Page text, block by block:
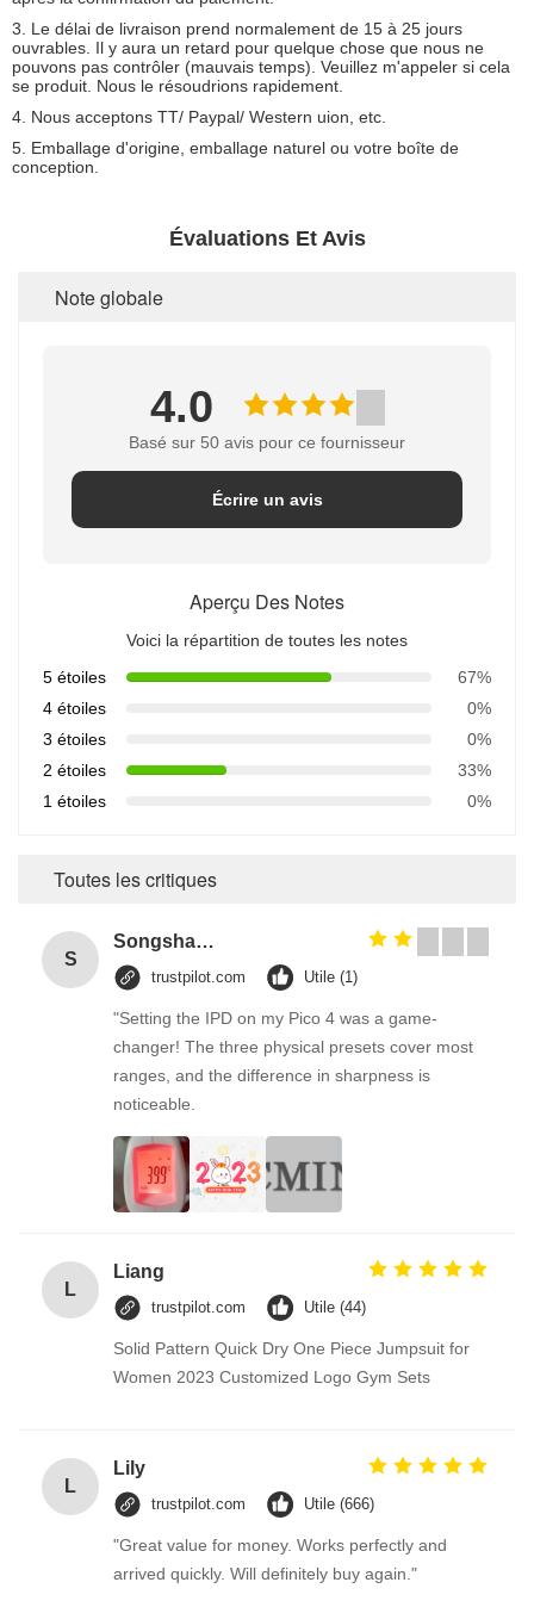
3. Le délai de livraison prend normalement de 15 à 25 jours
ouvrables. Il y aura un retard pour quelque chose que nous ne
pouvons pas contrôler (mauvais temps). Veuillez m'appeler si cela
se produit. Nous le résoudrions rapidement.
4. Nous acceptons TT/ Paypal/ Western uion, etc.
5. Emballage d'origine, emballage naturel ou votre boîte de
conception.
Évaluations Et Avis
Note globale
4.0
Basé sur 50 avis pour ce fournisseur
Écrire un avis
Aperçu Des Notes
Voici la répartition de toutes les notes
5 étoiles
67%
4 étoiles
0%
3 étoiles
0%
2 étoiles
33%
1 étoiles
0%
Toutes les critiques
S
Songshang
trustpilot.com Utile (1)
"Setting the IPD on my Pico 4 was a game-
changer! The three physical presets cover most
ranges, and the difference in sharpness is
noticeable.
L
Liang
trustpilot.com Utile (44)
Solid Pattern Quick Dry One Piece Jumpsuit for
Women 2023 Customized Logo Gym Sets
L
Lily
trustpilot.com Utile (666)
"Great value for money. Works perfectly and
arrived quickly. Will definitely buy again."